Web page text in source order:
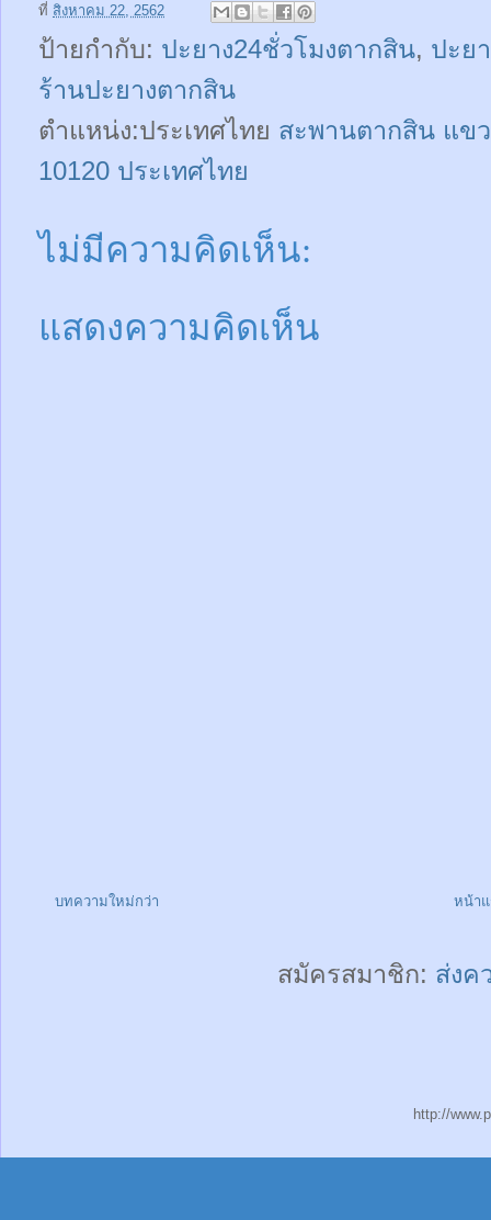
ที่ สิงหาคม 22, 2562
ป้ายกำกับ: ปะยาง24ชั่วโมงตากสิน, ปะย
ร้านปะยางตากสิน
ตำแหน่ง:ประเทศไทย สะพานตากสิน แข
10120 ประเทศไทย
ไม่มีความคิดเห็น:
แสดงความคิดเห็น
บทความใหม่กว่า หน้า
สมัครสมาชิก: ส่งค
http://